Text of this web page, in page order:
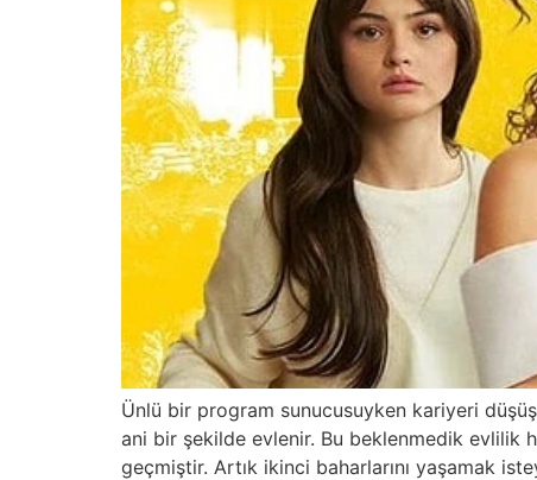
Ünlü bir program sunucusuyken kariyeri
ani bir şekilde evlenir. Bu beklenmedik evlilik
geçmiştir. Artık ikinci baharlarını yaşamak